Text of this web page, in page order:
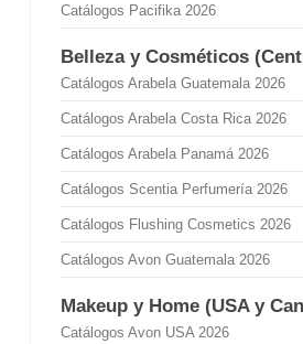
Catálogos Pacifika 2026
Belleza y Cosméticos
Catálogos Arabela Guatemala 2026
Catálogos Arabela Costa Rica 2026
Catálogos Arabela Panamá 2026
Catálogos Scentia Perfumería 2026
Catálogos Flushing Cosmetics 2026
Catálogos Avon Guatemala 2026
Makeup y Home (USA y
Catálogos Avon USA 2026